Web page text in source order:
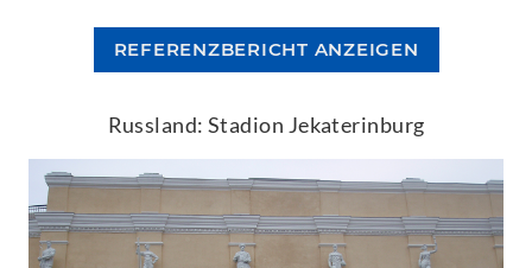
REFERENZBERICHT ANZEIGEN
Russland: Stadion Jekaterinburg